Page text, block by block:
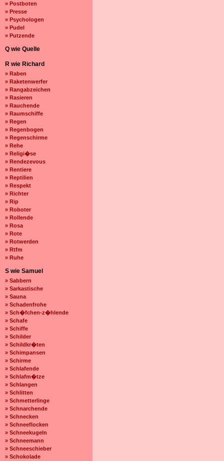
» Postboten
» Presse
» Psychologen
» Pudel
» Putzende
Q wie Quelle
R wie Richard
» Raben
» Raketenwerfer
» Rangabzeichen
» Rasieren
» Rauchende
» Raumschiffe
» Regen
» Regenbogen
» Regenschirme
» Rehe
» Religi�se
» Rendezevous
» Rentiere
» Reptilien
» Respekt
» Richter
» Rip
» Roboter
» Rollende
» Rosa
» Rote
» Rotwerden
» Rtfm
» Ruhe
S wie Samuel
» Sabbern
» Sarkastische
» Sauna
» Schadenfrohe
» Sch�fchen-z�hlende
» Schafe
» Schiffe
» Schilder
» Schildkr�ten
» Schimpansen
» Schirme
» Schlafende
» Schlafm�tze
» Schlangen
» Schlitten
» Schmetterlinge
» Schnarchende
» Schnecken
» Schneeflocken
» Schneekugeln
» Schneemann
» Schneeschieber
» Schokolade